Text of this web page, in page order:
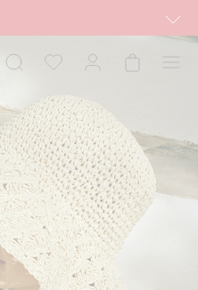
andra rabatter eller erbjudanden.
i butiker.